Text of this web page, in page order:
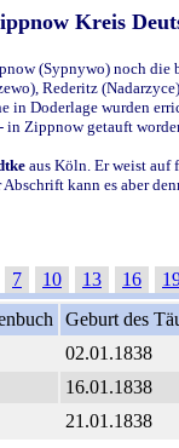
Kreis
(Sypnywo) noch
Rederitz
Doderlage wurden
in Zippnow getauft
aus Köln. Er weist auf
kann es aber
7 10 13 16
Geburt des
02.01.1838
16.01.1838
21.01.1838